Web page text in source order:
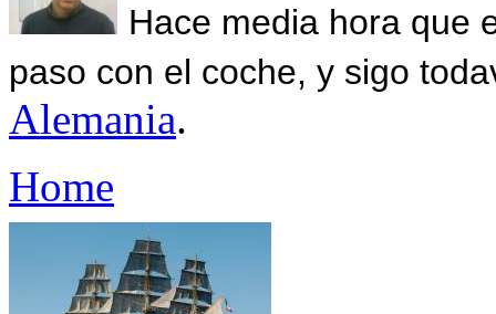
Hace media hora que
paso con el coche, y sigo
Alemania.
Home